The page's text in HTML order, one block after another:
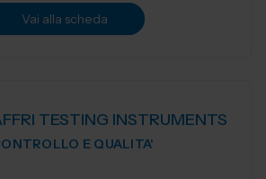
Vai alla scheda
TESTING INSTRUMENTS
E QUALITA'